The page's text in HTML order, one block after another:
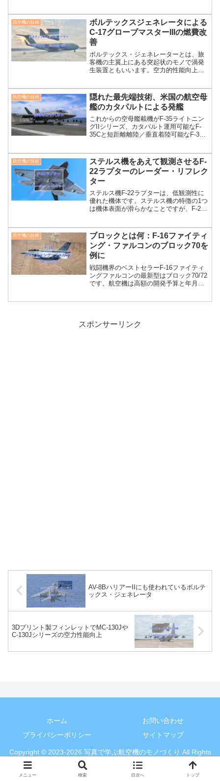
度運動をカタパルトに当てはめ加速度の
計算について説明します。
航空機の技術
ボルテックスジェネレータによる
C-17グローブマスターIIIの燃費改
善
ボルテックス・ジェネレーターとは、旅
客機の主翼上にある突起状のモノで渦発
生装置ともいいます。空力的性能向上や
ボルテックス・ジェネレーターによる効
果について説明します。
航空機の技術
隠れた最先端技術、米国の航空母
艦のカタパルトによる発艦
これからの空母艦載機がF-35ライトニン
グIIシリーズ、カタパルト運用可能なF-
35Cと短距離離陸／垂直着陸可能なF-35B
トについて米国海軍のWebサイトの情報
を主に写真で説明します。
航空機の技術
ステルス機をあえて観測させるF-
22ラプターのレーダー・リフレク
ター
ステルス機F-22ラプターは、低観測性に
優れた機体です。ステルス機の特徴の1つ
は機体表面が滑らかなことですが、F-22
す。ステルス機なのになぜレーダー波を
反射させるのか考えます。
航空機の技術
ブロックとは何：F-16ファイティ
ング・ファルコンのブロック70を
例に
戦闘機界のベストセラーF-16ファイティ
ングファルコンの最新型はブロック70/72
です。航空機は高額の開発予算と年月必
スポンサーリンク
AV-8BハリアーIIにも使われているボルテ
ックス・ジェネレータ
3Dプリント製フィンレットでMC-130Jや
C-130Jシリーズの空力性能向上
ホーム
お問い合わせ
プライバシーポリシー
サイトマップ
Copyright © 2023-2026 写真で学ぶ航空機のモノづくり All Rights
メニュー 検索 目次へ トップ